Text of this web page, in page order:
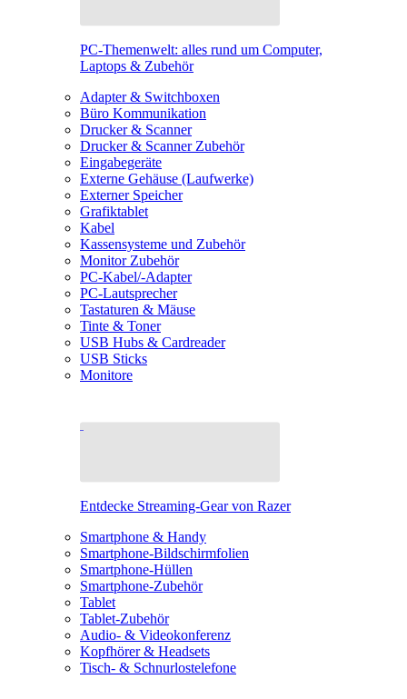
PC-Themenwelt: alles rund um Computer,
Laptops & Zubehör
Adapter & Switchboxen
Büro Kommunikation
Drucker & Scanner
Drucker & Scanner Zubehör
Eingabegeräte
Externe Gehäuse (Laufwerke)
Externer Speicher
Grafiktablet
Kabel
Kassensysteme und Zubehör
Monitor Zubehör
PC-Kabel/-Adapter
PC-Lautsprecher
Tastaturen & Mäuse
Tinte & Toner
USB Hubs & Cardreader
USB Sticks
Monitore
Entdecke Streaming-Gear von Razer
Smartphone & Handy
Smartphone-Bildschirmfolien
Smartphone-Hüllen
Smartphone-Zubehör
Tablet
Tablet-Zubehör
Audio- & Videokonferenz
Kopfhörer & Headsets
Tisch- & Schnurlostelefone